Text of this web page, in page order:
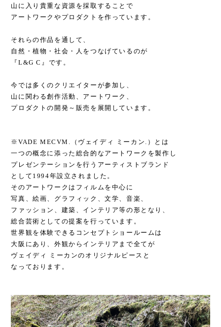
山に入り貴重な資源を採取することで
アートワークやプロダクトを作っています。
それらの作品を通して、
自然・植物・社会・人をつなげているのが
『L&G C』です。
今では多くのクリエイターが参加し、
山に関わる創作活動、アートワーク、
プロダクトの開発～販売を展開しています。
※VADE MECVM.（ヴェイディ ミーカン.）とは
一つの概念に添った総合的なアートワークを製作し
プレゼンテーションを行うアーティストブランド
として1994年設立されました。
そのアートワークはフィルムを中心に
写真、絵画、グラフィック、文学、音楽、
ファッション、建築、インテリア等の形となり、
総合芸術としての提案を行っています。
世界観を体験できるコンセプトショールームは
大阪にあり、外観からインテリアまで全てが
ヴェイディ ミーカンのオリジナルピースと
なっております。